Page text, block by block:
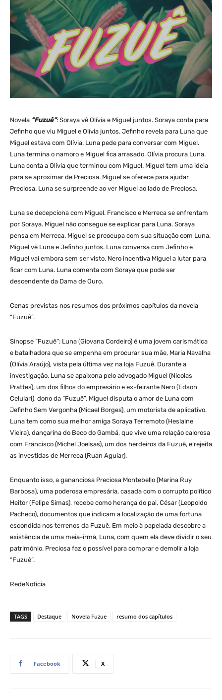
Novela “Fuzuê”: Soraya vê Olívia e Miguel juntos. Soraya conta para
Jefinho que viu Miguel e Olívia juntos. Jefinho revela para Luna que
Miguel estava com Olívia. Luna pede para conversar com Miguel.
Luna termina o namoro e Miguel fica arrasado. Olívia procura Luna.
Luna conta a Olívia que terminou com Miguel. Miguel tem uma ideia
para se aproximar de Preciosa. Miguel se oferece para ajudar
Preciosa. Luna se surpreende ao ver Miguel ao lado de Preciosa.
Luna se decepciona com Miguel. Francisco e Merreca se enfrentam
por Soraya. Miguel não consegue se explicar para Luna. Soraya
pensa em Merreca. Miguel se preocupa com sua situação com Luna.
Miguel vê Luna e Jefinho juntos. Luna conversa com Jefinho e
Miguel vai embora sem ser visto. Nero incentiva Miguel a lutar para
ficar com Luna. Luna comenta com Soraya que pode ser
descendente da Dama de Ouro.
Cenas previstas nos resumos dos próximos capítulos da novela
“Fuzuê”.
Sinopse “Fuzuê”: Luna (Giovana Cordeiro) é uma jovem carismática
e batalhadora que se empenha em procurar sua mãe, Maria Navalha
(Olívia Araújo), vista pela última vez na loja Fuzuê. Durante a
investigação, Luna se apaixona pelo advogado Miguel (Nicolas
Prattes), um dos filhos do empresário e ex-feirante Nero (Edson
Celulari), dono da “Fuzuê”. Miguel disputa o amor de Luna com
Jefinho Sem Vergonha (Micael Borges), um motorista de aplicativo.
Luna tem como sua melhor amiga Soraya Terremoto (Heslaine
Vieira), dançarina do Beco do Gambá, que vive uma relação calorosa
com Francisco (Michel Joelsas), um dos herdeiros da Fuzuê, e rejeita
as investidas de Merreca (Ruan Aguiar).
Enquanto isso, a gananciosa Preciosa Montebello (Marina Ruy
Barbosa), uma poderosa empresária, casada com o corrupto político
Heitor (Felipe Simas), recebe como herança do pai, César (Leopoldo
Pacheco), documentos que indicam a localização de uma fortuna
escondida nos terrenos da Fuzuê. Em meio à papelada descobre a
existência de uma meia-irmã, Luna, com quem ela deve dividir o seu
patrimônio. Preciosa faz o possível para comprar e demolir a loja
“Fuzuê”.
RedeNoticia
TAGS Destaque Novela Fuzue resumo dos capítulos
Facebook X